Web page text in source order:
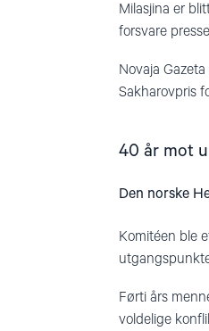
Milasjina er
forsvare
Novaja
Sakharovpris
40 år mot
Den norske
Komitéen ble
Førti års
voldelige